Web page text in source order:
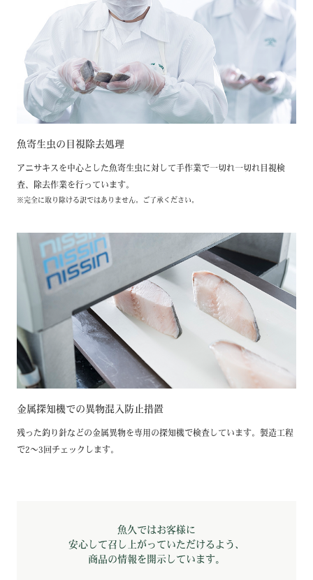
魚寄生虫の目視除去処理
アニサキスを中心とした魚寄生虫に対して手作業で一切れ一切れ目視検
査、除去作業を行っています。
完全に取り除ける訳ではありません。ご了承ください。
金属探知機での異物混入防止措置
残った釣り針などの金属異物を専用の探知機で検査しています。製造工程
で2～3回チェックします。
魚久ではお客様に
安心して召し上がっていただけるよう、
商品の情報を開示しています。